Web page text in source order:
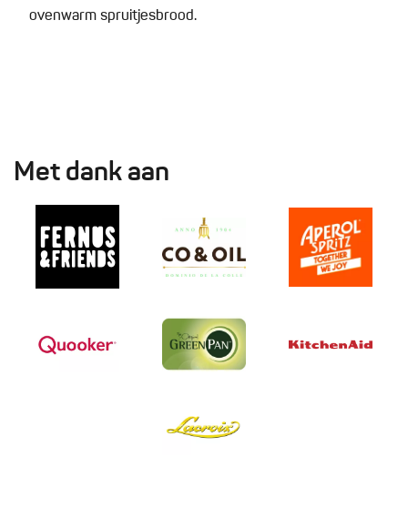
ovenwarm spruitjesbrood.
Met dank aan